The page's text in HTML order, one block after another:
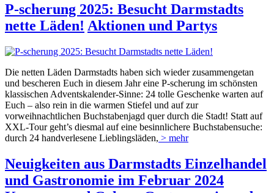
P-scherung 2025: Besucht Darmstadts
nette Läden! Aktionen und Partys
Die netten Läden Darmstadts haben sich wieder zusammengetan
und bescheren Euch in diesem Jahr eine P-scherung im schönsten
klassischen Adventskalender-Sinne: 24 tolle Geschenke warten auf
Euch – also rein in die warmen Stiefel und auf zur
vorweihnachtlichen Buchstabenjagd quer durch die Stadt! Statt auf
XXL-Tour geht’s diesmal auf eine besinnlichere Buchstabensuche:
durch 24 handverlesene Lieblingsläden, > mehr
Neuigkeiten aus Darmstadts Einzelhandel
und Gastronomie im Februar 2024